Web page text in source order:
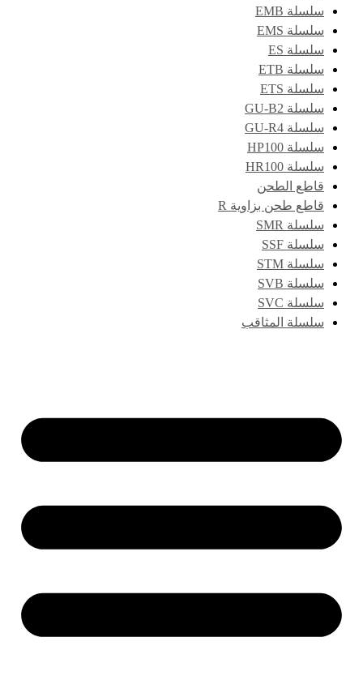
سلسلة EMB
سلسلة EMS
سلسلة ES
سلسلة ETB
سلسلة ETS
سلسلة GU-B2
سلسلة GU-R4
سلسلة HP100
سلسلة HR100
قاطع الطحن
قاطع طحن بزاوية R
سلسلة SMR
سلسلة SSF
سلسلة STM
سلسلة SVB
سلسلة SVC
سلسلة المثاقب